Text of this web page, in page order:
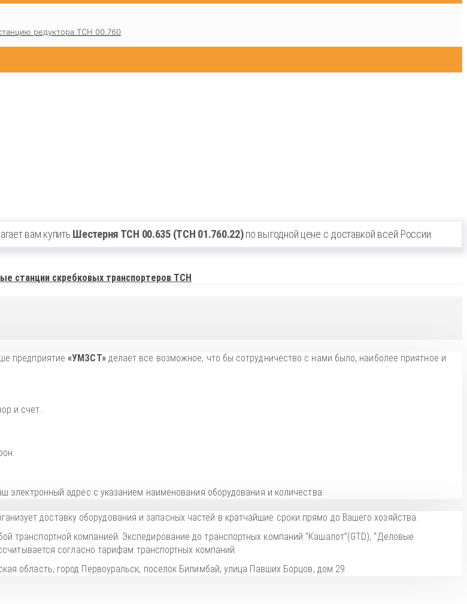
редуктора ТСН 00.760
вам купить Шестерня ТСН 00.635 (ТСН 01.760.22)по выгодной цене с доставкой всей России.
станции скребковых транспортеров ТСН
предприятие «УМЗСТ»делает все возможное, что бы сотрудничество с нами было, наиболее приятное и
и счет.
электронный адрес с указанием наименования оборудования и количества.
доставку оборудования и запасных частей в кратчайшие сроки прямо до Вашего хозяйства.
транспортной компанией. Экспедирование до транспортных компаний “Кашалот”(GTD), “Деловые
согласно тарифам транспортных компаний.
область, город Первоуральск, поселок Билимбай, улица Павших Борцов, дом 29.